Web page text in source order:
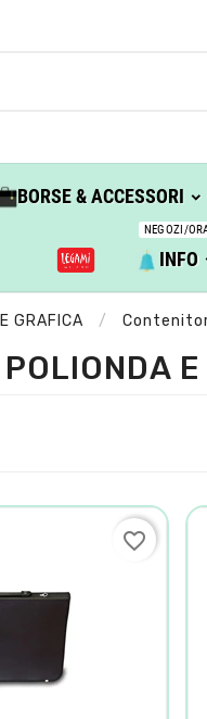
BORSE & ACCESSORI
INFO
NEGOZI/
GRAFICA
favorite_border